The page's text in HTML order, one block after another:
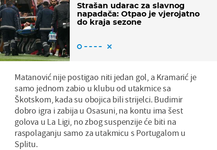
Strašan udarac za slavnog
napadača: Otpao je vjerojatno
do kraja sezone
Matanović nije postigao niti jedan gol, a Kramarić je
samo jednom zabio u klubu od utakmice sa
Škotskom, kada su obojica bili strijelci. Budimir
dobro igra i zabija u Osasuni, na kontu ima šest
golova u La Ligi, no zbog suspenzije će biti na
raspolaganju samo za utakmicu s Portugalom u
Splitu.